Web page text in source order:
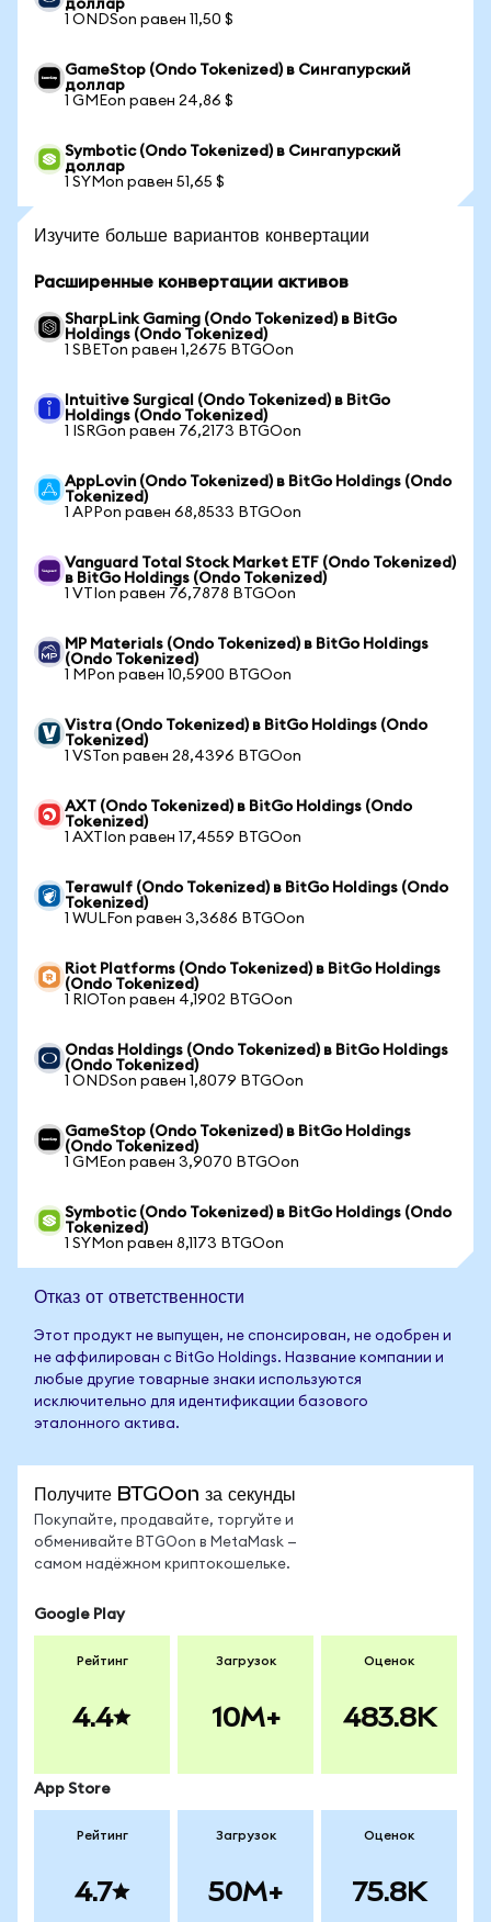
доллар
1 ONDSon равен 11,50 $
GameStop (Ondo Tokenized) в Сингапурский
доллар
1 GMEon равен 24,86 $
Symbotic (Ondo Tokenized) в Сингапурский
доллар
1 SYMon равен 51,65 $
Изучите больше вариантов конвертации
Расширенные конвертации активов
SharpLink Gaming (Ondo Tokenized) в BitGo
Holdings (Ondo Tokenized)
1 SBETon равен 1,2675 BTGOon
Intuitive Surgical (Ondo Tokenized) в BitGo
Holdings (Ondo Tokenized)
1 ISRGon равен 76,2173 BTGOon
AppLovin (Ondo Tokenized) в BitGo Holdings (Ondo
Tokenized)
1 APPon равен 68,8533 BTGOon
Vanguard Total Stock Market ETF (Ondo Tokenized)
в BitGo Holdings (Ondo Tokenized)
1 VTIon равен 76,7878 BTGOon
MP Materials (Ondo Tokenized) в BitGo Holdings
(Ondo Tokenized)
1 MPon равен 10,5900 BTGOon
Vistra (Ondo Tokenized) в BitGo Holdings (Ondo
Tokenized)
1 VSTon равен 28,4396 BTGOon
AXT (Ondo Tokenized) в BitGo Holdings (Ondo
Tokenized)
1 AXTIon равен 17,4559 BTGOon
Terawulf (Ondo Tokenized) в BitGo Holdings (Ondo
Tokenized)
1 WULFon равен 3,3686 BTGOon
Riot Platforms (Ondo Tokenized) в BitGo Holdings
(Ondo Tokenized)
1 RIOTon равен 4,1902 BTGOon
Ondas Holdings (Ondo Tokenized) в BitGo Holdings
(Ondo Tokenized)
1 ONDSon равен 1,8079 BTGOon
GameStop (Ondo Tokenized) в BitGo Holdings
(Ondo Tokenized)
1 GMEon равен 3,9070 BTGOon
Symbotic (Ondo Tokenized) в BitGo Holdings (Ondo
Tokenized)
1 SYMon равен 8,1173 BTGOon
Отказ от ответственности
Этот продукт не выпущен, не спонсирован, не одобрен и
не аффилирован с BitGo Holdings. Название компании и
любые другие товарные знаки используются
исключительно для идентификации базового
эталонного актива.
Получите BTGOon за секунды
Покупайте, продавайте, торгуйте и
обменивайте BTGOon в MetaMask —
самом надёжном криптокошельке.
Google Play
Рейтинг
4.4
Загрузок
10M+
Оценок
483.8K
App Store
Рейтинг
4.7
Загрузок
50M+
Оценок
75.8K